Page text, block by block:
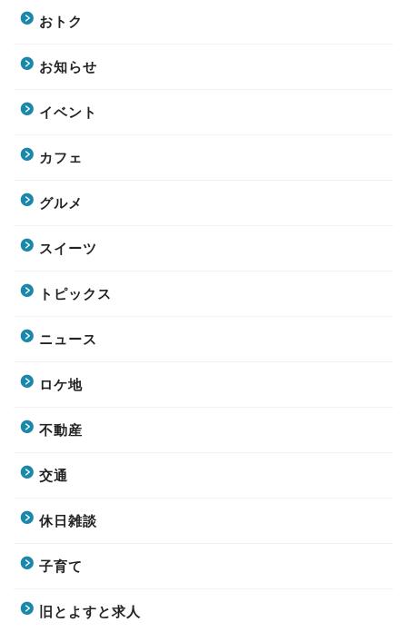
おトク
お知らせ
イベント
カフェ
グルメ
スイーツ
トピックス
ニュース
ロケ地
不動産
交通
休日雑談
子育て
旧とよすと求人